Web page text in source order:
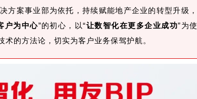
方案事业部为依托，持续赋能地产企业的转型升级，
户为中心”的初心，以“让数智化在更多企业成功”为使
的方法论，切实为客户业务保驾护航。